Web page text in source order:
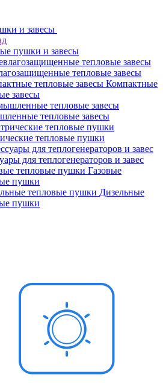
и завесы
пушки и завесы
тепловые завесы
Компактные
завесы
тепловые завесы
тепловые пушки
для теплогенераторов и завес
Газовые
пушки
Дизельные
пушки